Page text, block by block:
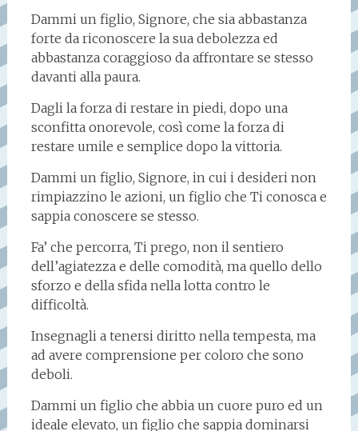
Dammi un figlio, Signore, che sia abbastanza
forte da riconoscere la sua debolezza ed
abbastanza coraggioso da affrontare se stesso
davanti alla paura.
Dagli la forza di restare in piedi, dopo una
sconfitta onorevole, così come la forza di
restare umile e semplice dopo la vittoria.
Dammi un figlio, Signore, in cui i desideri non
rimpiazzino le azioni, un figlio che Ti conosca e
sappia conoscere se stesso.
Fa’ che percorra, Ti prego, non il sentiero
dell’agiatezza e delle comodità, ma quello dello
sforzo e della sfida nella lotta contro le
difficoltà.
Insegnagli a tenersi diritto nella tempesta, ma
ad avere comprensione per coloro che sono
deboli.
Dammi un figlio che abbia un cuore puro ed un
ideale elevato, un figlio che sappia dominarsi